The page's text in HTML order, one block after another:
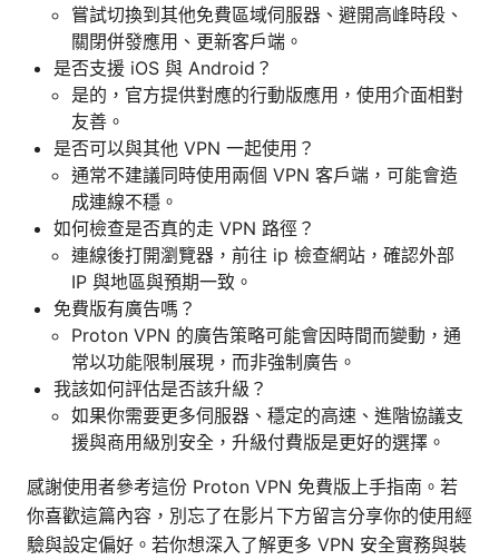
嘗試切換到其他免費區域伺服器、避開高峰時段、
關閉併發應用、更新客戶端。
是否支援 iOS 與 Android？
是的，官方提供對應的行動版應用，使用介面相對
友善。
是否可以與其他 VPN 一起使用？
通常不建議同時使用兩個 VPN 客戶端，可能會造
成連線不穩。
如何檢查是否真的走 VPN 路徑？
連線後打開瀏覽器，前往 ip 檢查網站，確認外部
IP 與地區與預期一致。
免費版有廣告嗎？
Proton VPN 的廣告策略可能會因時間而變動，通
常以功能限制展現，而非強制廣告。
我該如何評估是否該升級？
如果你需要更多伺服器、穩定的高速、進階協議支
援與商用級別安全，升級付費版是更好的選擇。
感謝使用者參考這份 Proton VPN 免費版上手指南。若
你喜歡這篇內容，別忘了在影片下方留言分享你的使用經
驗與設定偏好。若你想深入了解更多 VPN 安全實務與裝